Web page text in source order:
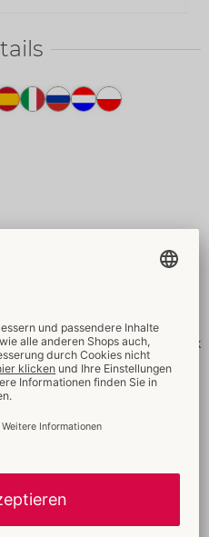
im coolen Mattlook
und silberfarbenen Metall-
weich anschmiegsam für
Reißverschluss im
am Bein eine aufgesetzte
Komfort-Stretchbund
Beschichtung; Netz